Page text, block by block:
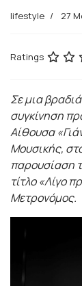
lifestyle 27
Ratings
Σε μια
συγκίνηση
Αίθουσα
Μουσικής,
παρουσίαση
τίτλο «Λίγο
Μετρονόμος.